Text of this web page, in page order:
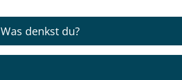
Was denkst du?